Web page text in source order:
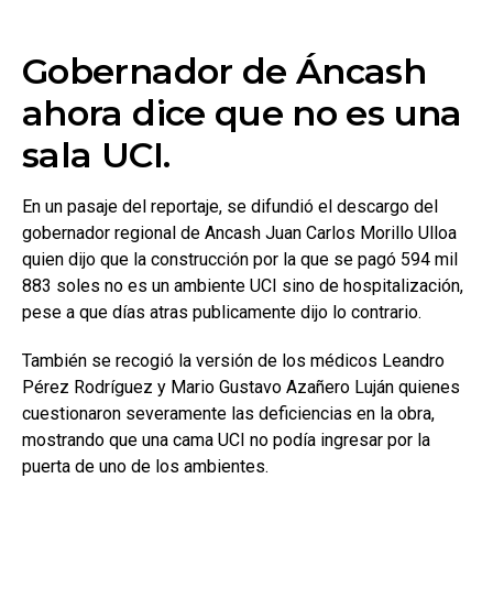
Gobernador de Áncash
ahora dice que no es una
sala UCI.
En un pasaje del reportaje, se difundió el descargo del
gobernador regional de Ancash Juan Carlos Morillo Ulloa
quien dijo que la construcción por la que se pagó 594 mil
883 soles no es un ambiente UCI sino de hospitalización,
pese a que días atras publicamente dijo lo contrario.
También se recogió la versión de los médicos Leandro
Pérez Rodríguez y Mario Gustavo Azañero Luján quienes
cuestionaron severamente las deficiencias en la obra,
mostrando que una cama UCI no podía ingresar por la
puerta de uno de los ambientes.